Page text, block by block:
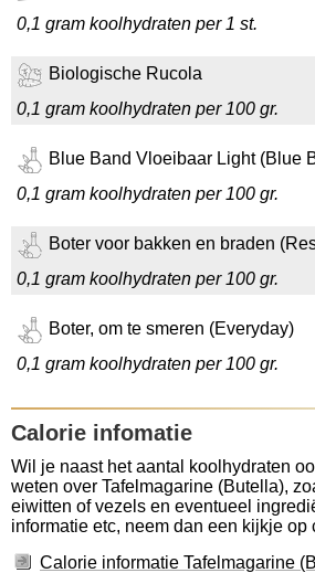
0,1 gram koolhydraten per 1 st.
Biologische Rucola
0,1 gram koolhydraten per 100 gr.
Blue Band Vloeibaar Light (Blue
0,1 gram koolhydraten per 100 gr.
Boter voor bakken en braden
0,1 gram koolhydraten per 100 gr.
Boter, om te smeren (Everyday)
0,1 gram koolhydraten per 100 gr.
Calorie infomatie
Wil je naast het aantal koolhydraten
weten over Tafelmagarine (Butella),
eiwitten of vezels en eventueel
informatie etc, neem dan een kijkje op
Calorie informatie Tafelmagarine